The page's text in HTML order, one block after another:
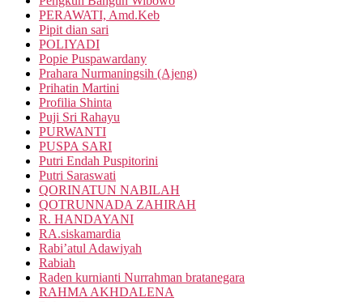
PERAWATI, Amd.Keb
Pipit dian sari
POLIYADI
Popie Puspawardany
Prahara Nurmaningsih (Ajeng)
Prihatin Martini
Profilia Shinta
Puji Sri Rahayu
PURWANTI
PUSPA SARI
Putri Endah Puspitorini
Putri Saraswati
QORINATUN NABILAH
QOTRUNNADA ZAHIRAH
R. HANDAYANI
RA.siskamardia
Rabi’atul Adawiyah
Rabiah
Raden kurnianti Nurrahman bratanegara
RAHMA AKHDALENA